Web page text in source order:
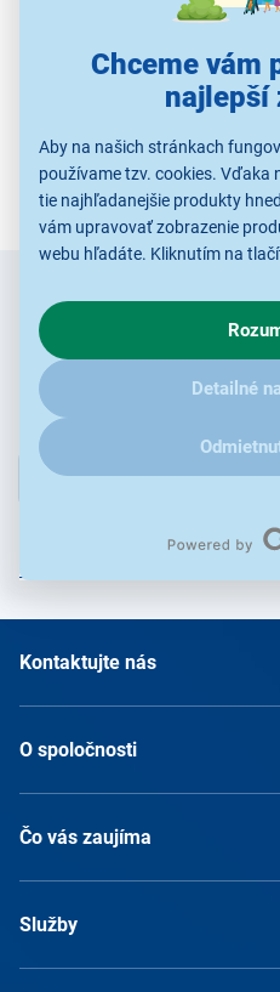
Chceme vám
najlepší
Aby na našich stránkach
používame tzv. cookies. Vďaka
tie najhľadanejšie produkty
vám upravovať zobrazenie
webu hľadáte. Kliknutím na
o chovaní na webe pre
V prípade že vás zaujímajú
ďalšími údaji pracujeme, kliknite
Detailné
v priebehu času zmeniť bez
Zadajte
e-mail
Chcete vedieť ako
Radi by sme Vám posielali
Stačí zadať Váš e-mail a je to
Prihlásením na odber
spracovaním osobných údajov
Kontaktujte nás
O spoločnosti
Čo vás zaujíma
Služby